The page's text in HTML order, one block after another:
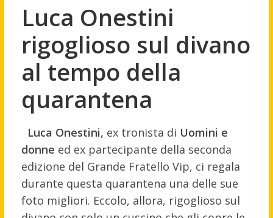
Luca Onestini
rigoglioso sul divano
al tempo della
quarantena
Luca Onestini, ex tronista di Uomini e
donne ed ex partecipante della seconda
edizione del Grande Fratello Vip, ci regala
durante questa quarantena una delle sue
foto migliori. Eccolo, allora, rigoglioso sul